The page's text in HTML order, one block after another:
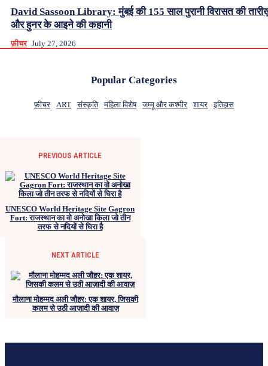
David Sassoon Library: मुंबई की 155 साल पुरानी विरासत की
और हुनर के आइने की कहानी
फ़ीचर July 27, 2026
Popular Categories
फ़ीचर ART संस्कृति महिला विशेष जम्मू और कश्मीर शायर इतिहास
PREVIOUS ARTICLE
UNESCO World Heritage Site Gagron
Fort: राजस्थान का वो अनोखा किला जो तीन
तरफ से नदियों से घिरा है
NEXT ARTICLE
मौलाना मोहम्मद अली जौहर: एक शायर, जिसकी
कलम से उठी आज़ादी की आवाज़